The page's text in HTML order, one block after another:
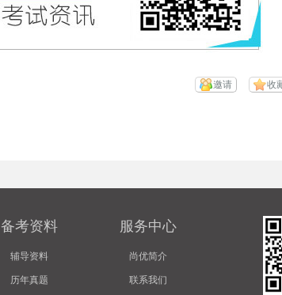
收
邀请
备考资料
辅导资料
历年真题
服务中心
尚优简介
联系我们